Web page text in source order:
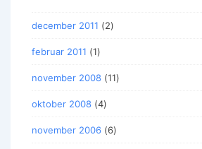
december 2011 (2)
februar 2011 (1)
november 2008 (11)
oktober 2008 (4)
november 2006 (6)